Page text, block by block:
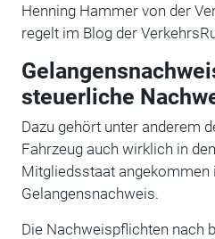
Henning Hammer von der
regelt im Blog der
steuerliche
Dazu gehört unter anderem
Fahrzeug auch wirklich in
Mitgliedsstaat angekommen
Gelangensnachweis.
Die Nachweispflichten nach